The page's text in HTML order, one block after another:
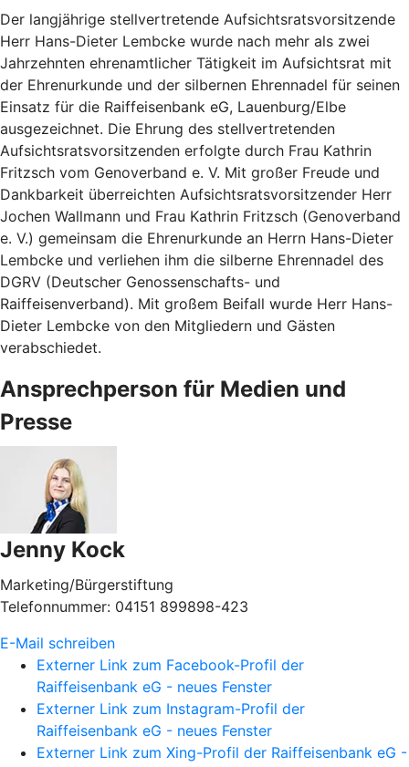
Der langjährige stellvertretende Aufsichtsratsvorsitzende
Herr Hans-Dieter Lembcke wurde nach mehr als zwei
Jahrzehnten ehrenamtlicher Tätigkeit im Aufsichtsrat mit
der Ehrenurkunde und der silbernen Ehrennadel für seinen
Einsatz für die Raiffeisenbank eG, Lauenburg/Elbe
ausgezeichnet. Die Ehrung des stellvertretenden
Aufsichtsratsvorsitzenden erfolgte durch Frau Kathrin
Fritzsch vom Genoverband e. V. Mit großer Freude und
Dankbarkeit überreichten Aufsichtsratsvorsitzender Herr
Jochen Wallmann und Frau Kathrin Fritzsch (Genoverband
e. V.) gemeinsam die Ehrenurkunde an Herrn Hans-Dieter
Lembcke und verliehen ihm die silberne Ehrennadel des
DGRV (Deutscher Genossenschafts- und
Raiffeisenverband). Mit großem Beifall wurde Herr Hans-
Dieter Lembcke von den Mitgliedern und Gästen
verabschiedet.
Ansprechperson für Medien und
Presse
Jenny Kock
Marketing/Bürgerstiftung
Telefonnummer: 04151 899898-423
E-Mail schreiben
Externer Link zum Facebook-Profil der
Raiffeisenbank eG - neues Fenster
Externer Link zum Instagram-Profil der
Raiffeisenbank eG - neues Fenster
Externer Link zum Xing-Profil der Raiffeisenbank eG -